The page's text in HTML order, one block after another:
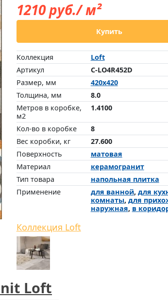
1210руб./ м²
Купить
Коллекция
Loft
Артикул
C-LO4R452D
Размер, мм
420x420
Толщина, мм
8.0
Метров в коробке,
м2
1.4100
Кол-во в коробке
8
Вес коробки, кг
27.600
Поверхность
матовая
Материал
керамогранит
Тип товара
напольная плитка
Применение
для ванной, для
комнаты, для
наружная, в
Коллекция Loft
Loft